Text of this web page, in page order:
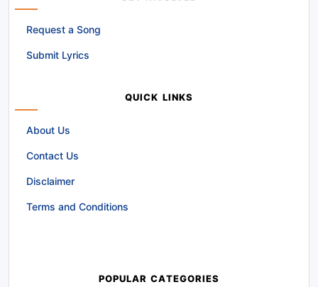
Request a Song
Submit Lyrics
QUICK LINKS
About Us
Contact Us
Disclaimer
Terms and Conditions
POPULAR CATEGORIES